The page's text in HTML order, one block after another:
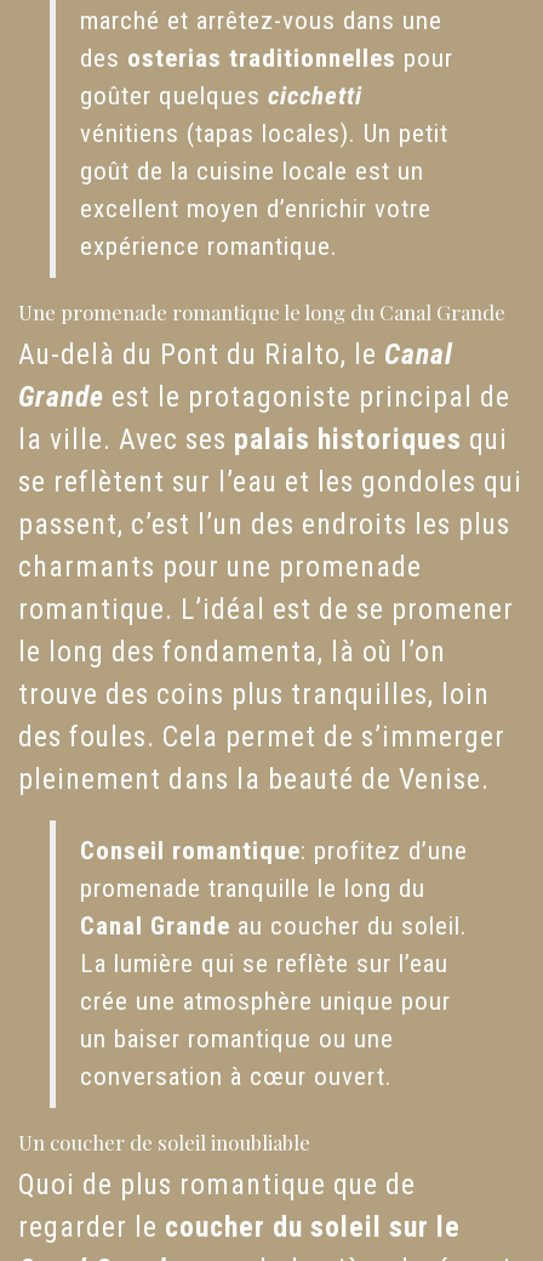
marché et arrêtez-vous dans une
des osterias traditionnelles pour
goûter quelquescicchetti
vénitiens (tapas locales). Un petit
goût de la cuisine locale est un
excellent moyen d’enrichir votre
expérience romantique.
Une promenade romantique le long du Canal Grande
Au-delà du Pont du Rialto, le Canal
Grande est le protagoniste principal de
la ville. Avec ses palais historiques qui
se reflètent sur l’eau et les gondoles qui
passent, c’est l’un des endroits les plus
charmants pour une promenade
romantique. L’idéal est de se promener
le long des fondamenta, là où l’on
trouve des coins plus tranquilles, loin
des foules. Cela permet de s’immerger
pleinement dans la beauté de Venise.
Conseil romantique: profitez d’une
promenade tranquille le long du
Canal Grande au coucher du soleil.
La lumière qui se reflète sur l’eau
crée une atmosphère unique pour
un baiser romantique ou une
conversation à cœur ouvert.
Un coucher de soleil inoubliable
Quoi de plus romantique que de
regarder le coucher du soleil sur le